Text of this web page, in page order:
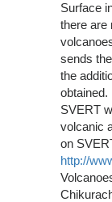
Surface
there are
sends
the
obtained.
SVERT
volcanic
on
http://